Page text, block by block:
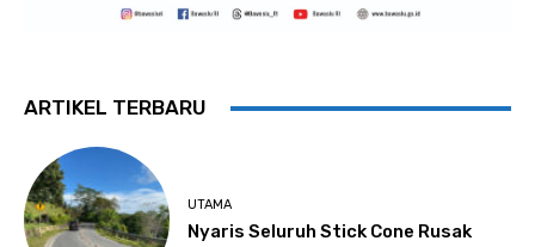
ARTIKEL TERBARU
UTAMA
Nyaris Seluruh Stick Cone Rusak